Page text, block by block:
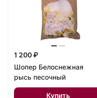
1 200 ₽
Шопер Белоснежная
рысь песочный
Купить